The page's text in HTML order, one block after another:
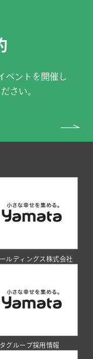
ベントを開催し
さい。
ルディングス株式会社
グループ採用情報